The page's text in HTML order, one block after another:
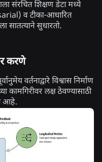
संरचित शिक्षण डेटा मध्ये
व टीका-आधारित
सातत्याने सुधारतो.
करणे
वर्तनाद्वारे विश्वास निर्माण
कामगिरीवर लक्ष ठेवण्यासाठी
आहे.